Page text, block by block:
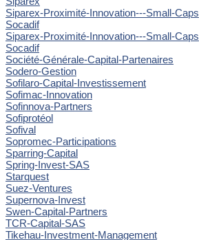
Siparex-Proximité-Innovation---Small-Caps
Socadif
Siparex-Proximité-Innovation---Small-Caps
Socadif
Société-Générale-Capital-Partenaires
Sodero-Gestion
Sofilaro-Capital-Investissement
Sofimac-Innovation
Sofinnova-Partners
Sofiprotéol
Sofival
Sopromec-Participations
Sparring-Capital
Spring-Invest-SAS
Starquest
Suez-Ventures
Supernova-Invest
Swen-Capital-Partners
TCR-Capital-SAS
Tikehau-Investment-Management